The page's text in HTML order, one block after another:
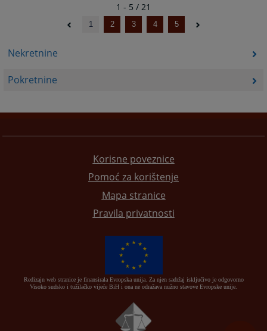
Nekretnine
Pokretnine
1 - 5 / 21
1 2 3 4 5
Korisne poveznice
Pomoć za korištenje
Mapa stranice
Pravila privatnosti
Redizajn web stranice je finansirala Evropska unija. Za njen sadržaj isključivo je odgovorno
Visoko sudsko i tužilačko vijeće BiH i ona ne odražava nužno stavove Evropske unije.